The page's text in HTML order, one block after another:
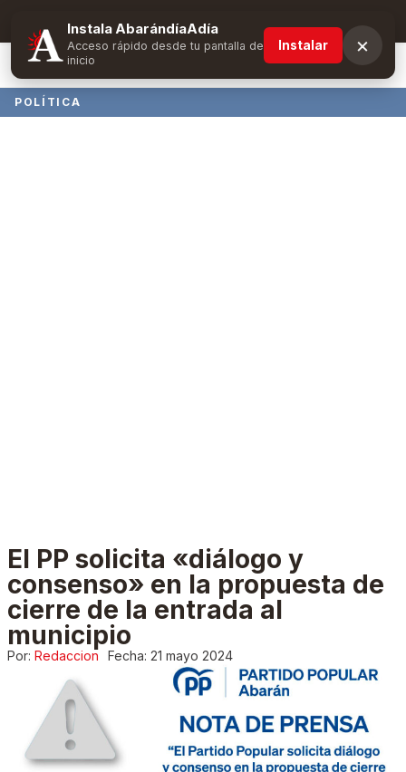
Suscríbete y obtén ventajas exclusivas
POLÍTICA
El PP solicita «diálogo y
consenso» en la propuesta de
cierre de la entrada al
municipio
Por: Redaccion Fecha: 21 mayo 2024
Instala AbarándíaAdía
Acceso rápido desde tu pantalla de
inicio
Instalar ×